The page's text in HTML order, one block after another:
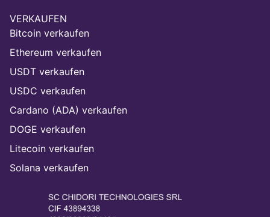
VERKAUFEN
Bitcoin verkaufen
Ethereum verkaufen
USDT verkaufen
USDC verkaufen
Cardano (ADA) verkaufen
DOGE verkaufen
Litecoin verkaufen
Solana verkaufen